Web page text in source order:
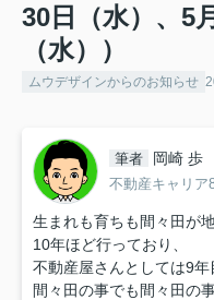
30日（水）、5
（水））
ムウデザインからのお知らせ
筆者 岡崎 歩
不動産キャリア
生まれも育ちも間々田が
10年ほど行っており、
不動産屋さんとしては9年
間々田の事でも間々田の